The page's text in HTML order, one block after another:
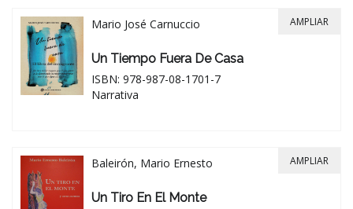
Mario José Carnuccio
Un Tiempo Fuera De Casa
ISBN: 978-987-08-1701-7
Narrativa
AMPLIAR
Baleirón, Mario Ernesto
Un Tiro En El Monte
AMPLIAR